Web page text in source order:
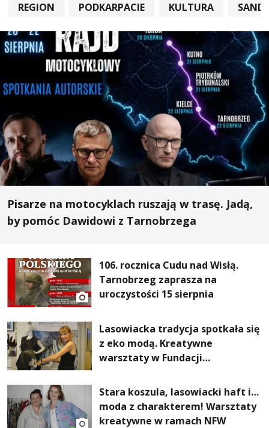
REGION PODKARPACIE KULTURA
Pisarze na motocyklach ruszają w trasę. Jadą,
by pomóc Dawidowi z Tarnobrzega
106. rocznica Cudu nad Wisłą.
Tarnobrzeg zaprasza na
uroczystości 15 sierpnia
Lasowiacka tradycja spotkała się
z eko modą. Kreatywne
warsztaty w Fundacji
Stara koszula, lasowiacki haft i…
moda z charakterem! Warsztaty
kreatywne w ramach NFW